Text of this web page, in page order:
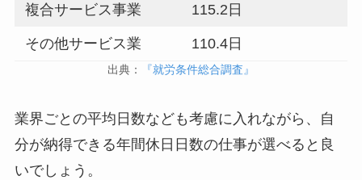
複合サービス事業 115.2日
その他サービス業 110.4日
出典： 『就労条件総合調査』
業界ごとの平均日数なども考慮に入れながら、自
分が納得できる年間休日日数の仕事が選べると良
いでしょう。